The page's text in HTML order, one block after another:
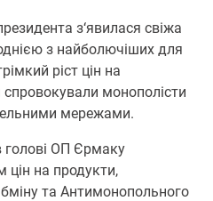
з‘явилася свіжа
з найболючіших для
ріст цін на
монополісти
мережами.
голові ОП Єрмаку
цін на продукти,
та Антимонопольного